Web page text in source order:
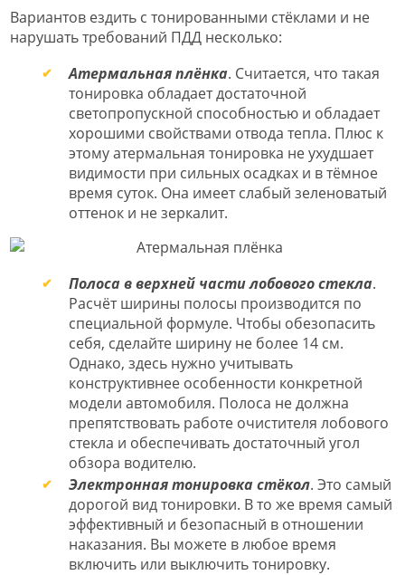
Вариантов ездить с тонированными стёклами и не
нарушать требований ПДД несколько:
Атермальная плёнка. Считается, что такая
тонировка обладает достаточной
светопропускной способностью и обладает
хорошими свойствами отвода тепла. Плюс к
этому атермальная тонировка не ухудшает
видимости при сильных осадках и в тёмное
время суток. Она имеет слабый зеленоватый
оттенок и не зеркалит.
Полоса в верхней части лобового стекла.
Расчёт ширины полосы производится по
специальной формуле. Чтобы обезопасить
себя, сделайте ширину не более 14 см.
Однако, здесь нужно учитывать
конструктивнее особенности конкретной
модели автомобиля. Полоса не должна
препятствовать работе очистителя лобового
стекла и обеспечивать достаточный угол
обзора водителю.
Электронная тонировка стёкол. Это самый
дорогой вид тонировки. В то же время самый
эффективный и безопасный в отношении
наказания. Вы можете в любое время
включить или выключить тонировку.